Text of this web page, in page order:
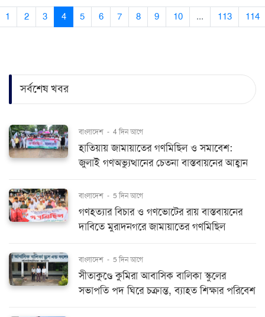
1 2 3 4 5 6 7 8 9 10 ... 113 114
সর্বশেষ খবর
বাংলাদেশ - 4 দিন আগে
হাতিয়ায় জামায়াতের গণমিছিল ও সমাবেশ:
জুলাই গণঅভ্যুত্থানের চেতনা বাস্তবায়নের আহ্বান
বাংলাদেশ - 5 দিন আগে
গণহত্যার বিচার ও গণভোটের রায় বাস্তবায়নের
দাবিতে মুরাদনগরে জামায়াতের গণমিছিল
বাংলাদেশ - 5 দিন আগে
সীতাকুণ্ডে কুমিরা আবাসিক বালিকা স্কুলের
সভাপতি পদ ঘিরে চক্রান্ত, ব্যাহত শিক্ষার পরিবেশ